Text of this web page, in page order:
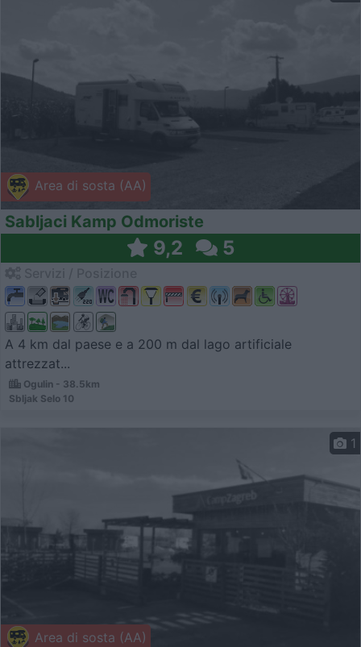
Area di sosta (AA)
Sabljaci Kamp Odmoriste
9,2 5
A 4 km dal paese e a 200 m dal lago artificiale
attrezzat...
Ogulin - 38.5km
Sbljak Selo 10
Area di sosta (AA)
1